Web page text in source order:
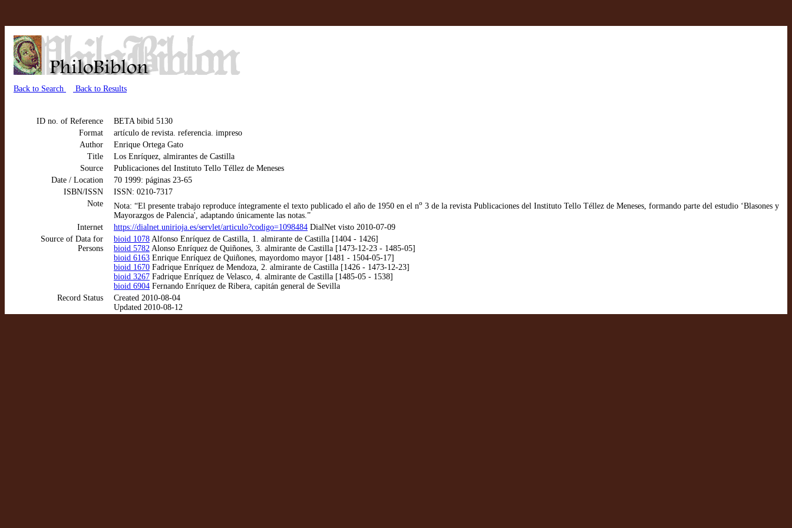
Back to Search Back to Results
ID no. of Reference
BETA bibid 5130
Format
artículo de revista. referencia. impreso
Author
Enrique Ortega Gato
Title
Los Enríquez, almirantes de Castilla
Source
Publicaciones del Instituto Tello Téllez de Meneses
Date / Location
70 1999: páginas 23-65
ISBN/ISSN
ISSN: 0210-7317
Note
Nota: “El presente trabajo reproduce íntegramente el texto publicado el año de 1950 en el no 3 de la revista Publicaciones del Instituto Tello Téllez de Meneses, formando parte del estudio ‘Blasones y
Mayorazgos de Palencia', adaptando únicamente las notas.”
Internet
https://dialnet.unirioja.es/servlet/articulo?codigo=1098484 DialNet visto 2010-07-09
Source of Data for
Persons
bioid 1078 Alfonso Enríquez de Castilla, 1. almirante de Castilla [1404 - 1426]
bioid 5782 Alonso Enríquez de Quiñones, 3. almirante de Castilla [1473-12-23 - 1485-05]
bioid 6163 Enrique Enríquez de Quiñones, mayordomo mayor [1481 - 1504-05-17]
bioid 1670 Fadrique Enríquez de Mendoza, 2. almirante de Castilla [1426 - 1473-12-23]
bioid 3267 Fadrique Enríquez de Velasco, 4. almirante de Castilla [1485-05 - 1538]
bioid 6904 Fernando Enríquez de Ribera, capitán general de Sevilla
Record Status
Created 2010-08-04
Updated 2010-08-12